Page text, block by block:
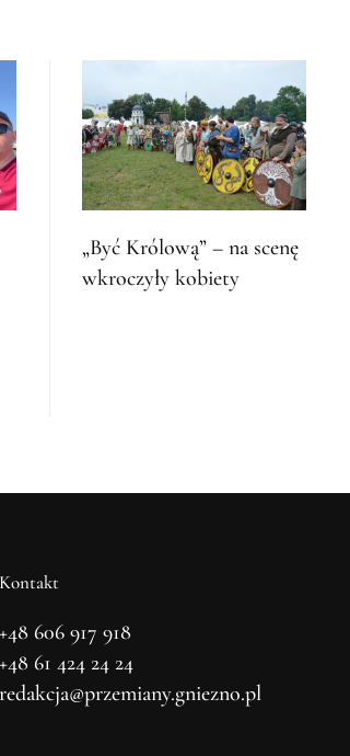
„Być Królową” – na scenę
wkroczyły kobiety
Kontakt
+48 606 917 918
+48 61 424 24 24
redakcja@przemiany.gniezno.pl